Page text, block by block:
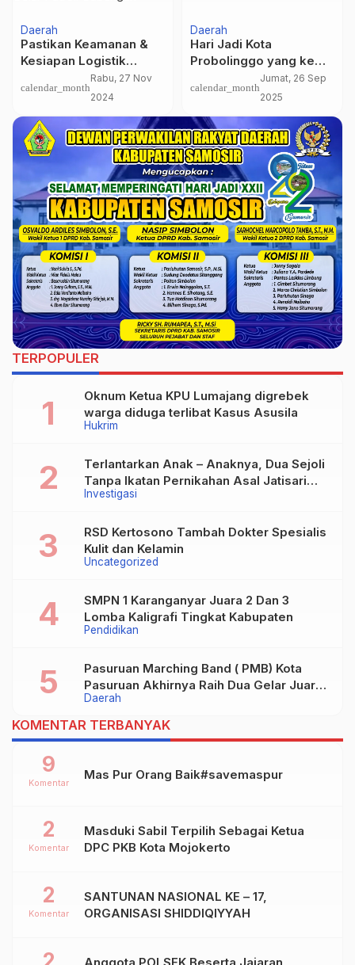
Daerah
Pastikan Keamanan &
Kesiapan Logistik
Masing-masing PPK
Hingga PPS, Dandim
Bersama Kapolres
Bersinergi Gelar Patroli
Gabungan
calendar_month
Rabu, 27 Nov
2024
Daerah
Hari Jadi Kota
Probolinggo yang ke
666 akan digelar malam
ini, Jumat, 26
calendar_month
Jumat, 26 Sep
2025
TERPOPULER
Hukrim
Oknum Ketua KPU Lumajang digrebek
warga diduga terlibat Kasus Asusila
Investigasi
Terlantarkan Anak – Anaknya, Dua Sejoli
Tanpa Ikatan Pernikahan Asal Jatisari
Kecamatan Geger Madiun dan Maospati
Uncategorized
RSD Kertosono Tambah Dokter Spesialis
Kulit dan Kelamin
Pendidikan
SMPN 1 Karanganyar Juara 2 Dan 3
Lomba Kaligrafi Tingkat Kabupaten
Daerah
Pasuruan Marching Band ( PMB) Kota
Pasuruan Akhirnya Raih Dua Gelar Juara
Dalam Kejurprov Jatim 2024
KOMENTAR TERBANYAK
Mas Pur Orang Baik#savemaspur
9
Komentar
Masduki Sabil Terpilih Sebagai Ketua
DPC PKB Kota Mojokerto
2
Komentar
SANTUNAN NASIONAL KE – 17,
ORGANISASI SHIDDIQIYYAH
2
Komentar